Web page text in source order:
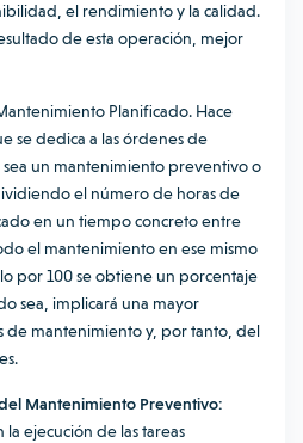
el rendimiento y la calidad.
de esta operación, mejor
Planificado. Hace
se dedica a las órdenes de
un mantenimiento preventivo o
el número de horas de
en un tiempo concreto entre
el mantenimiento en ese mismo
por 100 se obtiene un porcentaje
sea, implicará una mayor
de mantenimiento y, por tanto, del
Mantenimiento Preventivo:
ejecución de las tareas